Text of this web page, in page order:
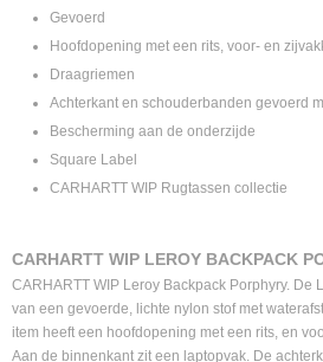
Gevoerd
Hoofdopening met een rits, voor- en
Draagriemen
Achterkant en schouderbanden gevoerd
Bescherming aan de onderzijde
Square Label
CARHARTT WIP Rugtassen collectie
CARHARTT WIP LEROY BACKPACK
CARHARTT WIP Leroy Backpack Porphyry. De
van een gevoerde, lichte nylon stof met
item heeft een hoofdopening met een rits, en
Aan de binnenkant zit een laptopvak. De